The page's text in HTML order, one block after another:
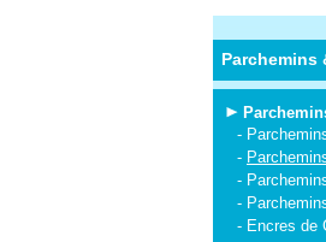
Parchemins
-
-
-
-
- Encres de